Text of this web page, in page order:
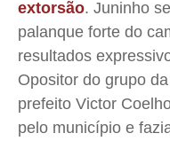
extorsão. Juninho
palanque forte do
resultados
Opositor do grupo
prefeito Victor
pelo município e